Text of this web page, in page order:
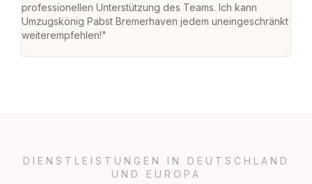
professionellen Unterstützung des Teams. Ich kann
Umzugskönig Pabst Bremerhaven jedem uneingeschränkt
weiterempfehlen!"
DIENSTLEISTUNGEN IN DEUTSCHLAND
UND EUROPA